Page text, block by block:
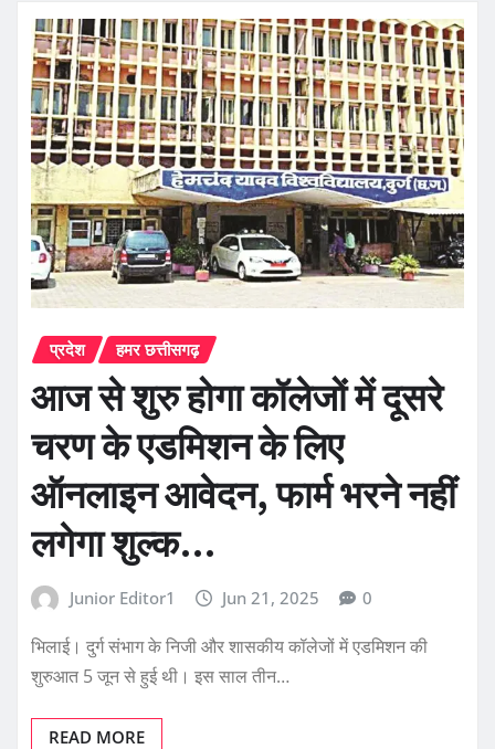
प्रदेश हमर छत्तीसगढ़
आज से शुरु होगा कॉलेजों में दूसरे
चरण के एडमिशन के लिए
ऑनलाइन आवेदन, फार्म भरने नहीं
लगेगा शुल्क…
Junior Editor1 Jun 21, 2025 0
भिलाई। दुर्ग संभाग के निजी और शासकीय कॉलेजों में एडमिशन की
शुरुआत 5 जून से हुई थी। इस साल तीन…
READ MORE